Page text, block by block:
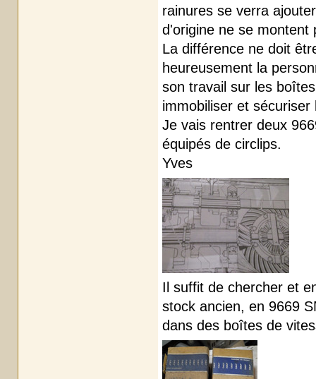
rainures se verra
d'origine ne se montent
La différence ne doit
heureusement la
son travail sur les
immobiliser et sécuriser
Je vais rentrer deux
équipés de circlips.
Yves
Il suffit de chercher et
stock ancien, en 9669
dans des boîtes de